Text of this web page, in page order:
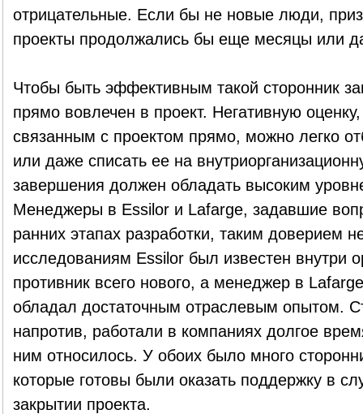
отрицательные. Если бы не новые люди,
проекты продолжались бы еще месяцы или
Чтобы быть эффективным такой сторонник
прямо вовлечен в проект. Негативную
связанным с проектом прямо, можно легко
или даже списать ее на
завершения должен обладать высоким
Менеджеры в Essilor и Lafarge, задавшие
ранних этапах разработки, таким доверием
исследованиям Essilor был известен внутри
противник всего нового, а менеджер в
обладал достаточным отраслевым опытом.
напротив, работали в компаниях долгое
ним относилось. У обоих было много
которые готовы были оказать поддержку в
закрытии проекта.